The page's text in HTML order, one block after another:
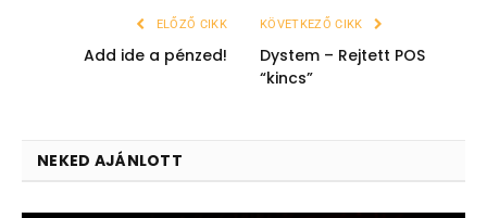
ELŐZŐ CIKK
Add ide a pénzed!
KÖVETKEZŐ CIKK
Dystem – Rejtett POS
“kincs”
NEKED AJÁNLOTT